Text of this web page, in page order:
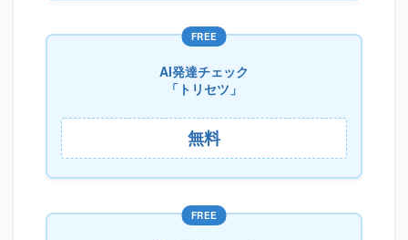
FREE
AI発達チェック
「トリセツ」
無料
FREE